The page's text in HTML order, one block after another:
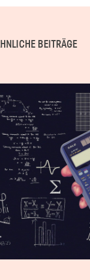
BEITRÄGE